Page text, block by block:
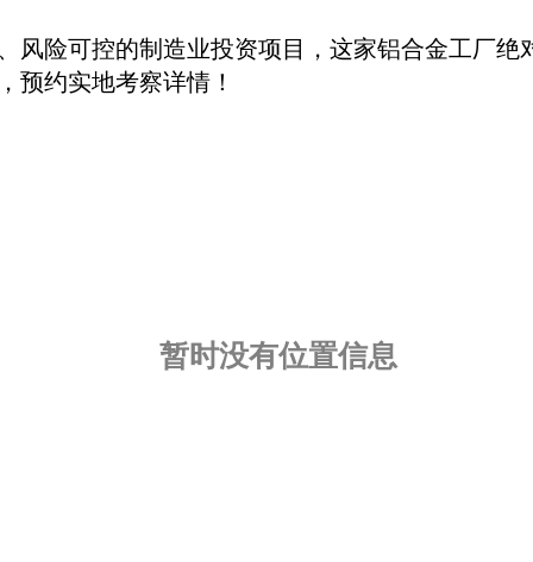
风险可控的制造业投资项目，这家铝合金工厂绝
预约实地考察详情！
​暂时没有位置信息